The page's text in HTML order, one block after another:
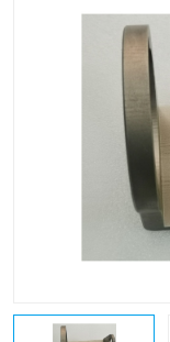
家具零配件加工
零部件机加工